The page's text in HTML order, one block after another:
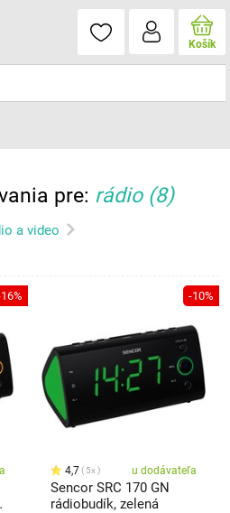
Košík
pre: rádio(8)
a video
-10%
4,7 5x u dodávateľa
Sencor SRC 170 GN
rádiobudík, zelená